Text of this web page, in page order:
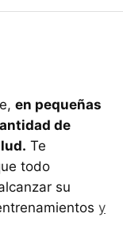
en pequeñas
de
Te
todo
su
y